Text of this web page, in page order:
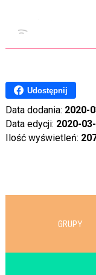
Udostępnij
Data dodania: 2020-
Data edycji: 2020-
Ilość wyświetleń:
GRUPY